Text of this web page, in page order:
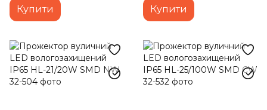
Купити Купити